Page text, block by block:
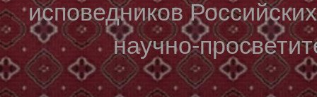
исповедников
научно-